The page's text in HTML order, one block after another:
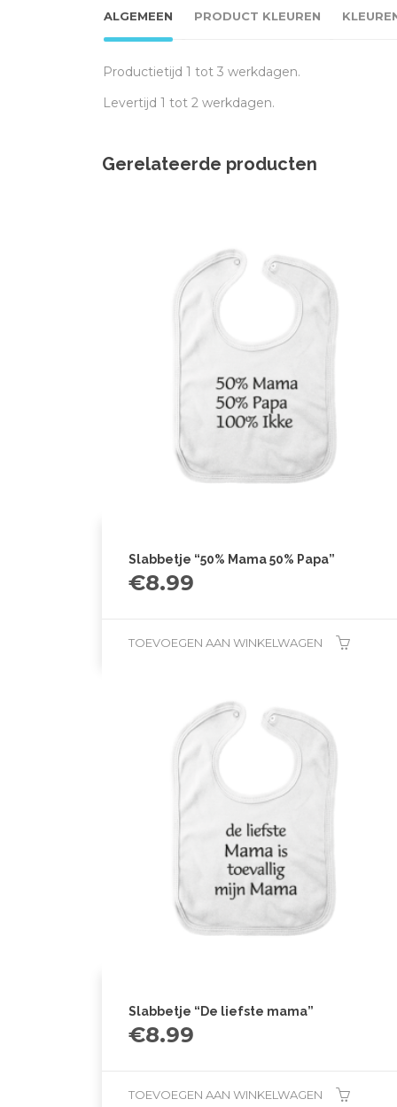
ALGEMEEN PRODUCT KLEUREN
Productietijd 1 tot 3 werkdagen.
Levertijd 1 tot 2 werkdagen.
Gerelateerde producten
Slabbetje “50% Mama 50% Papa”
€8.99
TOEVOEGEN AAN WINKELWAGEN
Slabbetje “De liefste mama”
€8.99
TOEVOEGEN AAN WINKELWAGEN